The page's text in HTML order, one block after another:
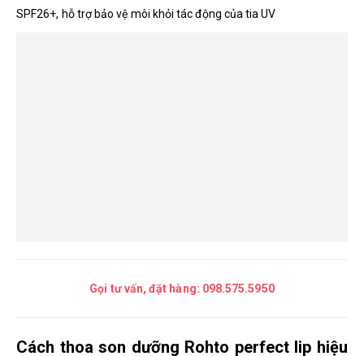
SPF26+, hỗ trợ bảo vệ môi khỏi tác động của tia UV
Gọi tư vấn, đặt hàng: 098.575.5950
Cách thoa son dưỡng Rohto perfect lip hiệu